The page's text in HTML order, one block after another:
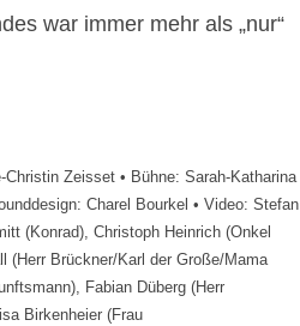
war immer mehr als „nur“
Zeisset • Bühne: Sarah-Katharina
Charel Bourkel • Video: Stefan
(Konrad), Christoph Heinrich (Onkel
(Herr Brückner/Karl der Große/Mama
Fabian Düberg (Herr
Birkenheier (Frau